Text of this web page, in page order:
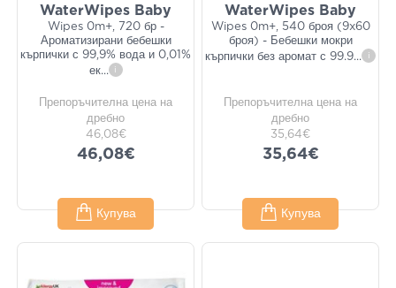
WaterWipes Baby
Wipes 0m+, 720 бр -
Ароматизирани бебешки
кърпички с 99,9% вода и 0,01%
ек... i
Препоръчителна цена на
дребно
46,08€
46,08€
Купува
WaterWipes Baby
Wipes 0m+, 540 броя (9x60
броя) - Бебешки мокри
кърпички без аромат с 99.9... i
Препоръчителна цена на
дребно
35,64€
35,64€
Купува